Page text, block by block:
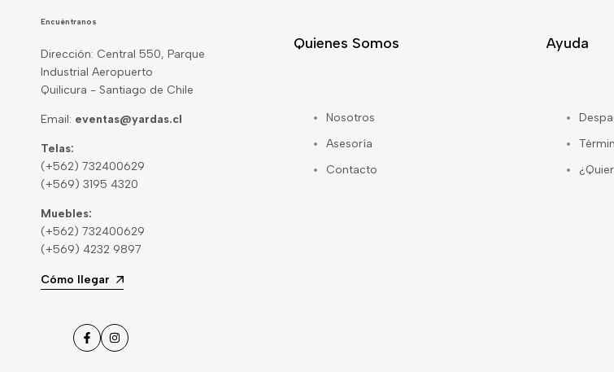
Encuéntranos
Dirección: Central 550, Parque
Industrial Aeropuerto
Quilicura - Santiago de Chile
Email: eventas@yardas.cl
Telas:
(+562) 732400629
(+569) 3195 4320
Muebles:
(+562) 732400629
(+569) 4232 9897
Cómo llegar
FacebookInstagram
Quienes Somos
Nosotros
Asesoría
Contacto
Ayuda